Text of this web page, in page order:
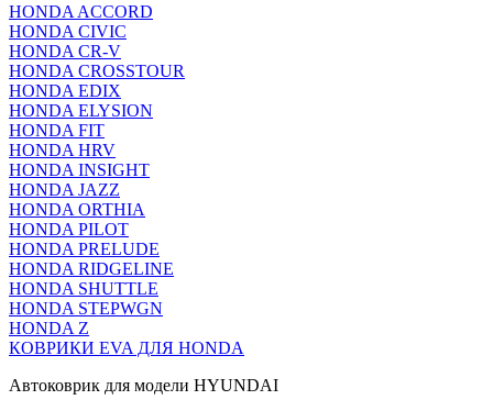
HONDA ACCORD
HONDA CIVIC
HONDA CR-V
HONDA CROSSTOUR
HONDA EDIX
HONDA ELYSION
HONDA FIT
HONDA HRV
HONDA INSIGHT
HONDA JAZZ
HONDA ORTHIA
HONDA PILOT
HONDA PRELUDE
HONDA RIDGELINE
HONDA SHUTTLE
HONDA STEPWGN
HONDA Z
КОВРИКИ EVA ДЛЯ HONDA
Автоковрик для модели HYUNDAI